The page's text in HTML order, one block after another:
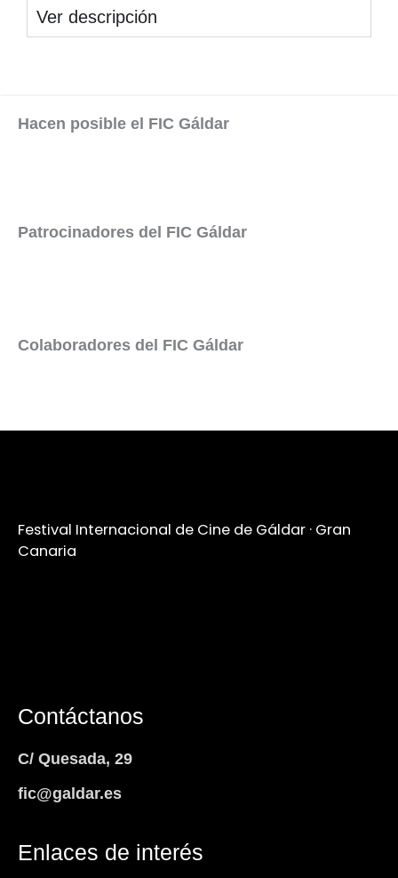
Ver descripción
Hacen posible el FIC Gáldar
Patrocinadores del FIC Gáldar
Colaboradores del FIC Gáldar
Festival Internacional de Cine de Gáldar · Gran
Canaria
Contáctanos
C/ Quesada, 29
fic@galdar.es
Enlaces de interés